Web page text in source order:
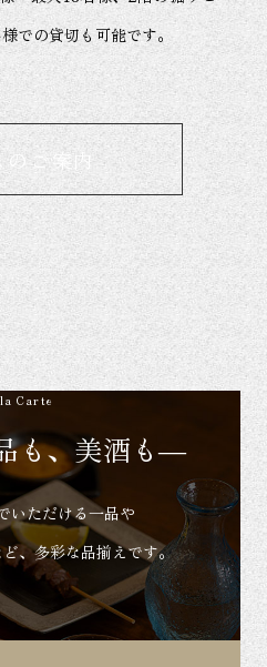
での貸切も可能です。
のご案内
Carte
も、美酒も―
いただける一品や
、多彩な品揃えです。